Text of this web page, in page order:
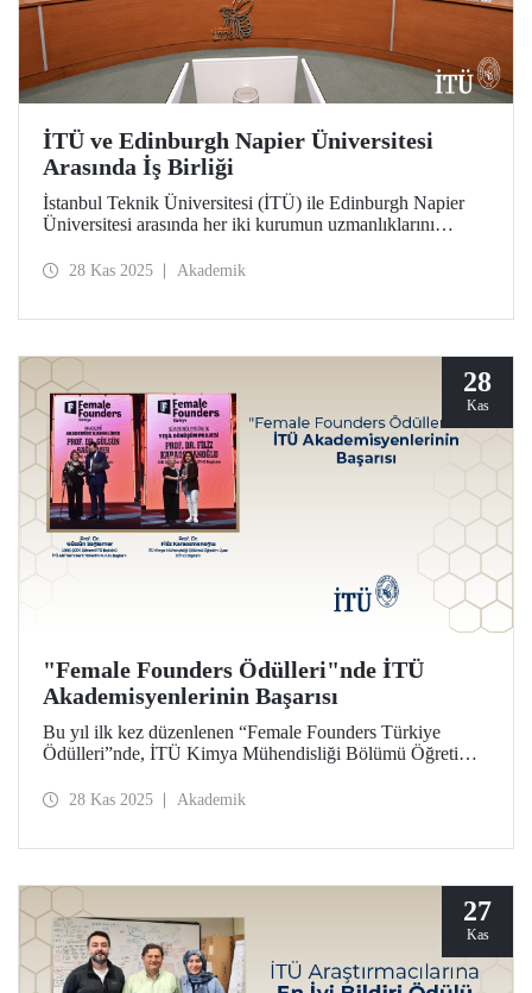
İTÜ ve Edinburgh Napier Üniversitesi
Arasında İş Birliği
İstanbul Teknik Üniversitesi (İTÜ) ile Edinburgh Napier
Üniversitesi arasında her iki kurumun uzmanlıklarını
hedefleyen çok yönlü bir iş birliği hayata geçirildi.
28 Kas 2025 Akademik
28
Kas
"Female Founders Ödülleri"nde İTÜ
Akademisyenlerinin Başarısı
Bu yıl ilk kez düzenlenen “Female Founders Türkiye
Ödülleri”nde, İTÜ Kimya Mühendisliği Bölümü Öğretim
“Yeşil Dönüşüm Projesi Ödülü”ne; önceki İTÜ
28 Kas 2025 Akademik
27
Kas